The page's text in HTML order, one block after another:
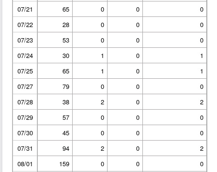
07/21
65 0 0
0
07/22
28 0 0
0
07/23
53 0 0
0
07/24
30 1 0
1
07/25
65 1 0
1
07/27
79 0 0
0
07/28
38 2 0
2
07/29
57 0 0
0
07/30
45 0 0
0
07/31
94 2 0
2
08/01
159 0 0 0